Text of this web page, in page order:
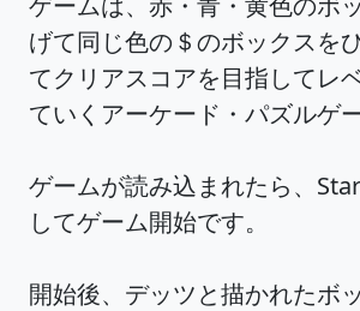
げて同じ色の＄のボックスを
てクリアスコアを目指してレ
ていくアーケード・パズルゲ
ゲームが読み込まれたら、
してゲーム開始です。
開始後、デッツと描かれたボ